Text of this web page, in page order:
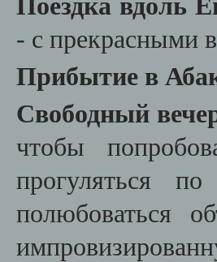
Поездка вдоль
- с прекрасными
Прибытие в
Свободный
чтобы
прогуляться
полюбоваться